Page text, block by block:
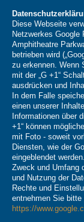
Diese Webseite
Netzwerkes
Amphitheatre
betrieben wird
zu erkennen. Wenn
mit der „G +1“
ausdrücken und
In dem Falle
einen unserer
Informationen über
+1“ können
mit Foto - soweit
Diensten, wie der
eingeblendet werden.
Zweck und Umfang
und Nutzung der
Rechte und
entnehmen Sie
https://